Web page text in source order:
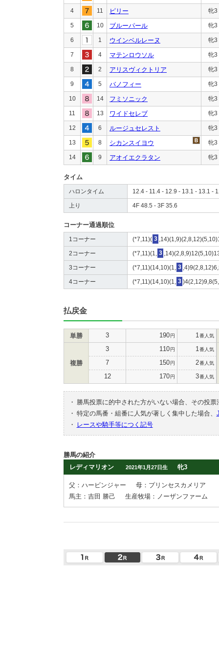
4 11 ピリー 牝3
5 10 ブルーパール 牝3
6 1 ウインベルレーヌ 牝3
7 4 マテンロウソル 牝3
8 2 アリスヴィクトリア 牝3
9 5 バノフィー 牝3
10 14 フミソニック 牝3
11 13 ワイドセレブ 牝3
12 6 ルージュセレスト 牝3
13 8 シカンスイヨウ 牝3
14 9 アオイエクラタン 牝3
タイム
ハロンタイム 12.4 - 11.4 - 12.9 - 13.1 - 13.1 -
上り 4F 48.5 - 3F 35.6
コーナー通過順位
1コーナー (*7,11)( 3
2コーナー (*7,11)(1, 3
3コーナー (*7,11)(14,10)(1, 3
4コーナー (*7,11)(14,10)(1, 3
払戻金
単勝 3 190円 1 番人気
複勝
3 110円 1 番人気
7 150円 2番人気
12 170円 3番人気
・
勝馬投票に的中された方がいない場合、その投
・ 特定の馬番・組番に人気が著しく集中した場合、
・
レースや騎手等につく記号
勝馬の紹介
レディマリオン
2021年1月27日生 牝3
父：ハービンジャー
母：プリンセスカメリア
馬主：吉田 勝己
生産牧場：ノーザンファーム